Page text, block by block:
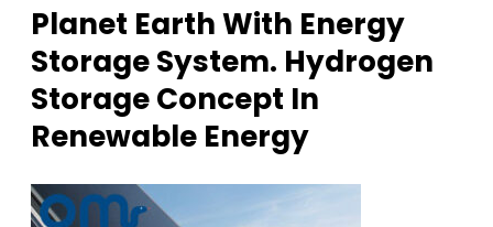
Planet Earth With Energy
Storage System. Hydrogen
Storage Concept In
Renewable Energy